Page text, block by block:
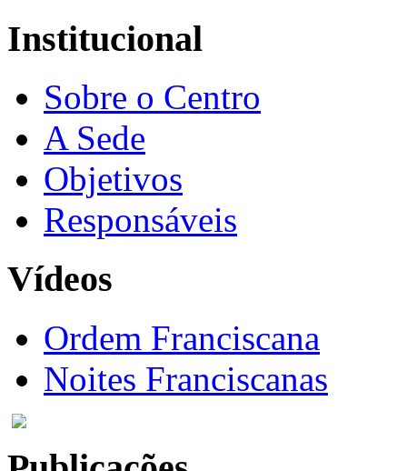
Institucional
Sobre o Centro
A Sede
Objetivos
Responsáveis
Vídeos
Ordem Franciscana
Noites Franciscanas